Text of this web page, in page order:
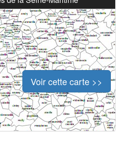
Voir cette carte >>